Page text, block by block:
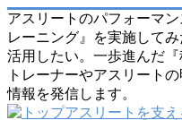
アスリートのパフォーマ
レーニング』を実施して
活用したい。一歩進んだ
トレーナーやアスリート
情報を発信します。